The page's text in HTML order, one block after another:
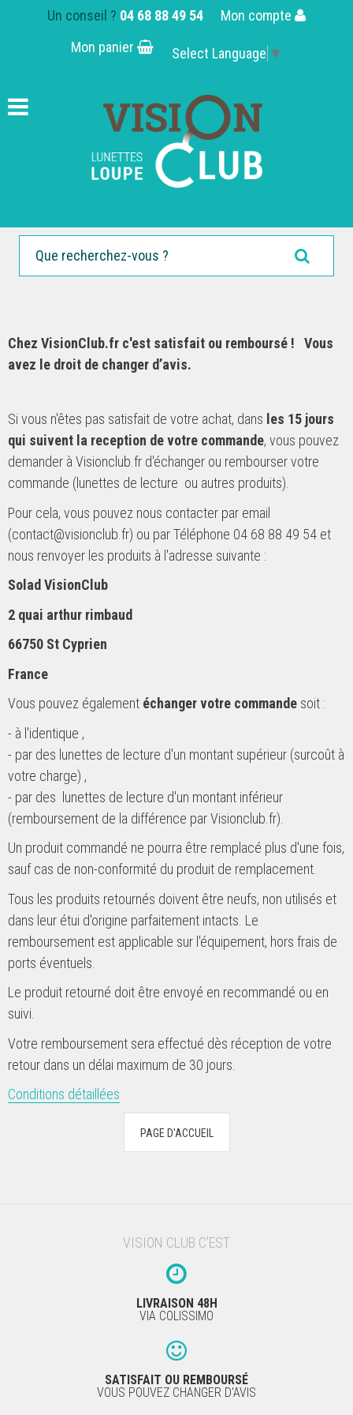
Un conseil ? 04 68 88 49 54
Mon compte
Mon panier
Select Language ▼
Chez VisionClub.fr c'est satisfait ou remboursé ! Vous
avez le droit de changer d’avis.
Si vous n'êtes pas satisfait de votre achat, dans les 15 jours
qui suivent la reception de votre commande, vous pouvez
demander à Visionclub.fr d'échanger ou rembourser votre
commande (lunettes de lecture ou autres produits).
Pour cela, vous pouvez nous contacter par email
(contact@visionclub.fr) ou par Téléphone 04 68 88 49 54 et
nous renvoyer les produits à l'adresse suivante :
Solad VisionClub
2 quai arthur rimbaud
66750 St Cyprien
France
Vous pouvez également échanger votre commande soit :
- à l'identique ,
- par des lunettes de lecture d'un montant supérieur (surcoût à
votre charge) ,
- par des lunettes de lecture d'un montant inférieur
(remboursement de la différence par Visionclub.fr).
Un produit commandé ne pourra être remplacé plus d'une fois,
sauf cas de non-conformité du produit de remplacement.
Tous les produits retournés doivent être neufs, non utilisés et
dans leur étui d'origine parfaitement intacts. Le
remboursement est applicable sur l'équipement, hors frais de
ports éventuels.
Le produit retourné doit être envoyé en recommandé ou en
suivi.
Votre remboursement sera effectué dès réception de votre
retour dans un délai maximum de 30 jours.
Conditions détaillées
VISION CLUB C'EST
LIVRAISON 48H
VIA COLISSIMO
SATISFAIT OU REMBOURSÉ
VOUS POUVEZ CHANGER D'AVIS